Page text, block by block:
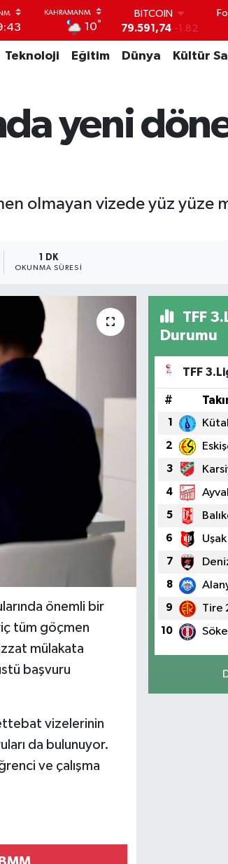
10°
79.591,74
-1.82
DOLAR
45,43620 0.02
EURO
G.ALTIN
6862,09000 0.19
Teknoloji Eğitim Dünya Kültür
yeni
olmayan vizede yüz yüze
1 DK
OKUNMA SÜRESI
önemli bir
tüm göçmen
mülakata
başvuru
vizelerinin
da bulunuyor.
ve çalışma
TFF
Durumu
TFF
#
1
2
3
4
5
6
7
8
9 Tire
10